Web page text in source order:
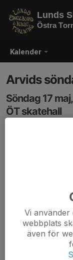
Kalender
Lunds
Östra
Arvids
Söndag 17
ÖT skatehall
Vi
webbplats
även för